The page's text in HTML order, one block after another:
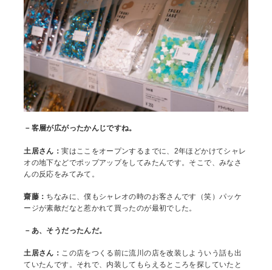
－客層が広がったかんじですね。
土居さん：実はここをオープンするまでに、2年ほどかけてシャレ
オの地下などでポップアップをしてみたんです。そこで、みなさ
んの反応をみてみて。
齋藤： ちなみに、僕もシャレオの時のお客さんです（笑）パッケ
ージが素敵だなと惹かれて買ったのが最初でした。
－あ、そうだったんだ。
土居さん： この店をつくる前に流川の店を改装しよういう話も出
ていたんです。それで、内装してもらえるところを探していたと